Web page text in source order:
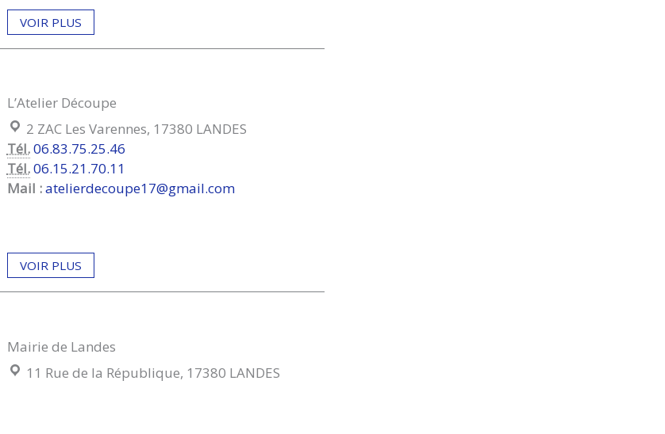
VOIR PLUS
L’Atelier Découpe
Localisation :
2 ZAC Les Varennes, 17380 LANDES
Tél.06.83.75.25.46
Tél.06.15.21.70.11
Mail :atelierdecoupe17@gmail.com
VOIR PLUS
Mairie de Landes
Localisation :
11 Rue de la République, 17380 LANDES